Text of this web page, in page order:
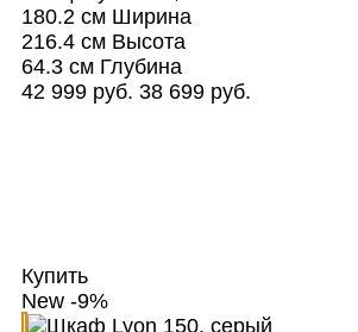
180.2 смШирина
216.4 смВысота
64.3 смГлубина
42 999 руб. 38 699 руб.
Купить
New -9%